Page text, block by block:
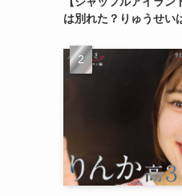
は別れた？りゅうせい